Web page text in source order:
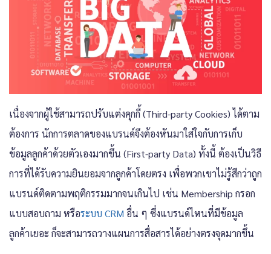
เนื่องจากผู้ใช้สามารถปรับแต่งคุกกี้ (Third-party Cookies) ได้ตาม
ต้องการ นักการตลาดของแบรนด์จึงต้องหันมาใส่ใจกับการเก็บ
ข้อมูลลูกค้าด้วยตัวเองมากขึ้น (First-party Data) ทั้งนี้ ต้องเป็นวิธี
การที่ได้รับความยินยอมจากลูกค้าโดยตรง เพื่อพวกเขาไม่รู้สึกว่าถูก
แบรนด์ติดตามพฤติกรรมมากจนเกินไป เช่น Membership กรอก
แบบสอบถาม หรือระบบ CRM อื่น ๆ ซึ่งแบรนด์ไหนที่มีข้อมูล
ลูกค้าเยอะ ก็จะสามารถวางแผนการสื่อสารได้อย่างตรงจุดมากขึ้น